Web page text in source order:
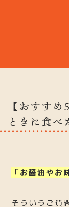
【おすす
ときに食べ
「お醤油やお
そういうご質